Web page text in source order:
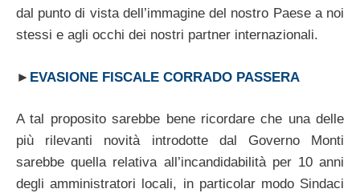
dal punto di vista dell’immagine del nostro Paese a noi
stessi e agli occhi dei nostri partner internazionali.
► EVASIONE FISCALE CORRADO PASSERA
A tal proposito sarebbe bene ricordare che una delle
più rilevanti novità introdotte dal Governo Monti
sarebbe quella relativa all’incandidabilità per 10 anni
degli amministratori locali, in particolar modo Sindaci